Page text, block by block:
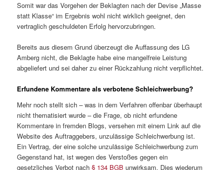
Somit war das Vorgehen der Beklagten nach der Devise „Masse
statt Klasse“ im Ergebnis wohl nicht wirklich geeignet, den
vertraglich geschuldeten Erfolg hervorzubringen.
Bereits aus diesem Grund überzeugt die Auffassung des LG
Amberg nicht, die Beklagte habe eine mangelfreie Leistung
abgeliefert und sei daher zu einer Rückzahlung nicht verpflichtet.
Erfundene Kommentare als verbotene Schleichwerbung?
Mehr noch stellt sich – was in dem Verfahren offenbar überhaupt
nicht thematisiert wurde – die Frage, ob nicht erfundene
Kommentare in fremden Blogs, versehen mit einem Link auf die
Website des Auftraggebers, unzulässige Schleichwerbung ist.
Ein Vertrag, der eine solche unzulässige Schleichwerbung zum
Gegenstand hat, ist wegen des Verstoßes gegen ein
gesetzliches Verbot nach§ 134 BGB unwirksam. Dies wiederum